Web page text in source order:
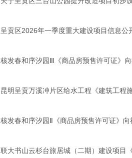
呈贡区2026年一季度重大建设项目信息公
核发春和序汐园Ⅲ《商品房预售许可证》
昆明呈贡万溪冲片区给水工程《建筑工程
核发春和序汐园Ⅱ《商品房预售许可证》
联大书山云杉台旅居城（二期）建设项目